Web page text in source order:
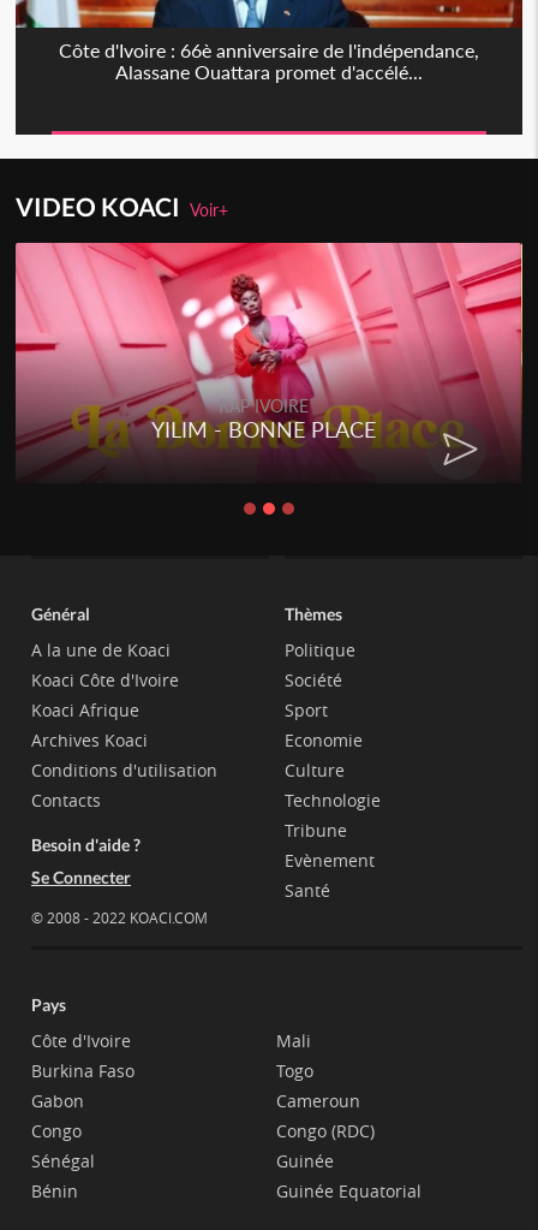
Côte d'Ivoire : 66è anniversaire de l'indépendance,
Alassane Ouattara promet d'accélé...
VIDEO KOACIVoir+
RAP IVOIRE
YILIM - BONNE PLACE
Général
A la une de Koaci
Koaci Côte d'Ivoire
Koaci Afrique
Archives Koaci
Conditions d'utilisation
Contacts
Besoin d'aide ?
Se Connecter
© 2008 - 2022 KOACI.COM
Thèmes
Politique
Société
Sport
Economie
Culture
Technologie
Tribune
Evènement
Santé
Pays
Côte d'Ivoire
Burkina Faso
Gabon
Congo
Sénégal
Bénin
Mali
Togo
Cameroun
Congo (RDC)
Guinée
Guinée Equatorial